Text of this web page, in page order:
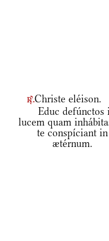
r.Christe eléison.
Educ defúnctos
lucem quam
te conspíciant in
ætérnum.